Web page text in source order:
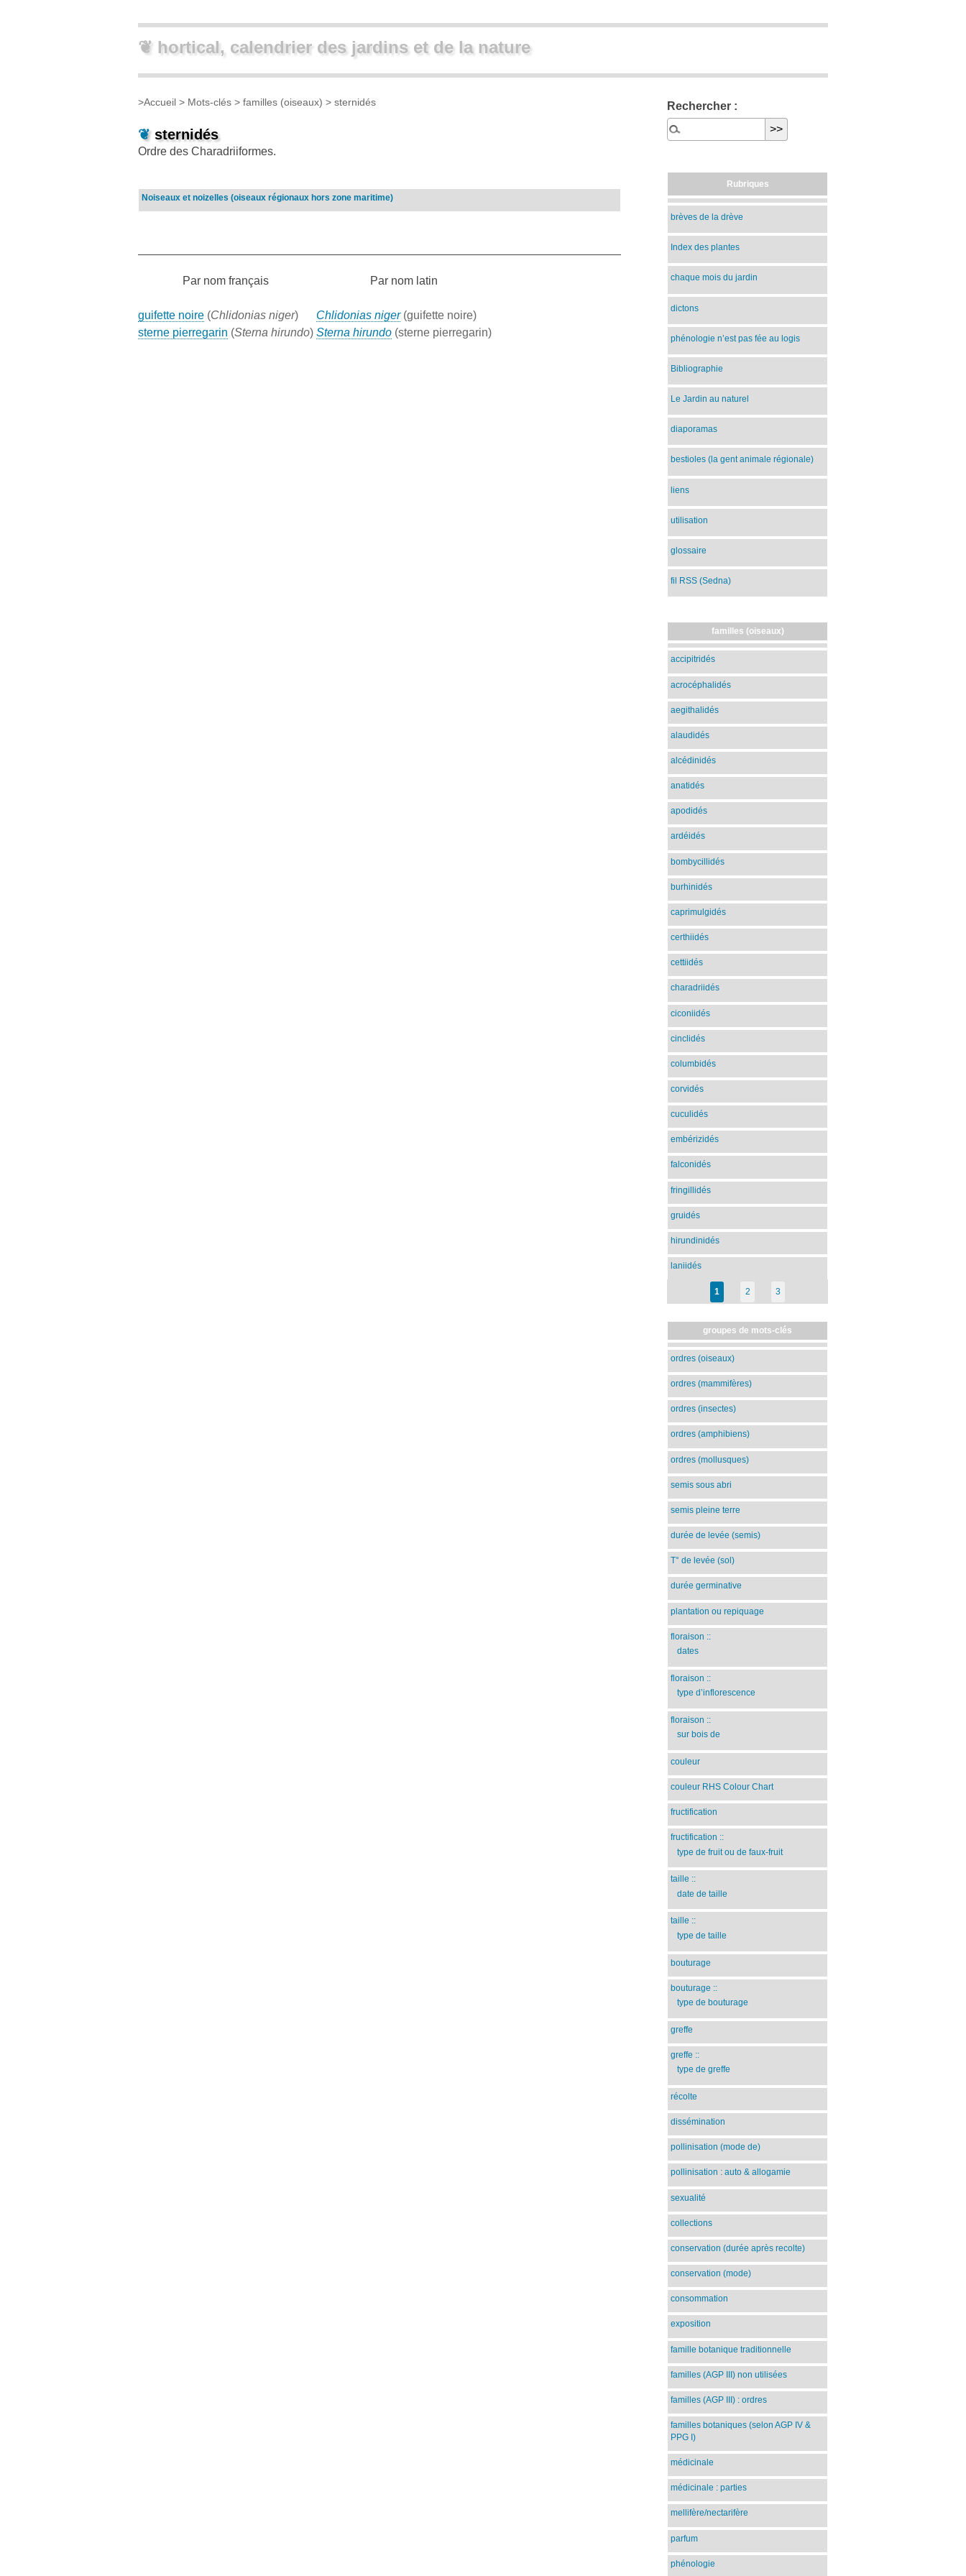
❦ hortical, calendrier des jardins et de la nature
>Accueil > Mots-clés > familles (oiseaux) > sternidés
❦ sternidés
Ordre des Charadriiformes.
Noiseaux et noizelles (oiseaux régionaux hors zone maritime)
Par nom français Par nom latin
guifette noire (Chlidonias niger)
sterne pierregarin (Sterna hirundo)
Chlidonias niger (guifette noire)
Sterna hirundo (sterne pierregarin)
Rechercher :
Rubriques
brèves de la drève
Index des plantes
chaque mois du jardin
dictons
phénologie n’est pas fée au logis
Bibliographie
Le Jardin au naturel
diaporamas
bestioles (la gent animale régionale)
liens
utilisation
glossaire
fil RSS (Sedna)
familles (oiseaux)
accipitridés
acrocéphalidés
aegithalidés
alaudidés
alcédinidés
anatidés
apodidés
ardéidés
bombycillidés
burhinidés
caprimulgidés
certhiidés
cettiidés
charadriidés
ciconiidés
cinclidés
columbidés
corvidés
cuculidés
embérizidés
falconidés
fringillidés
gruidés
hirundinidés
laniidés
1 2 3
groupes de mots-clés
ordres (oiseaux)
ordres (mammifères)
ordres (insectes)
ordres (amphibiens)
ordres (mollusques)
semis sous abri
semis pleine terre
durée de levée (semis)
T° de levée (sol)
durée germinative
plantation ou repiquage
floraison ::
dates
floraison ::
type d’inflorescence
floraison ::
sur bois de
couleur
couleur RHS Colour Chart
fructification
fructification ::
type de fruit ou de faux-fruit
taille ::
date de taille
taille ::
type de taille
bouturage
bouturage ::
type de bouturage
greffe
greffe ::
type de greffe
récolte
dissémination
pollinisation (mode de)
pollinisation : auto & allogamie
sexualité
collections
conservation (durée après recolte)
conservation (mode)
consommation
exposition
famille botanique traditionnelle
familles (AGP III) non utilisées
familles (AGP III) : ordres
familles botaniques (selon AGP IV &
PPG I)
médicinale
médicinale : parties
mellifère/nectarifère
parfum
phénologie